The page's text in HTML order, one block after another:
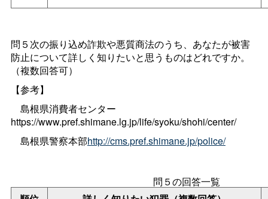
問５次の振り込め詐欺や悪質商法のうち、あなたが被害
防止について詳しく知りたいと思うものはどれですか。
（複数回答可）
【参考】
島根県消費者センター
https://www.pref.shimane.lg.jp/life/syoku/shohi/center/
島根県警察本部http://cms.pref.shimane.jp/police/
問５の回答一覧